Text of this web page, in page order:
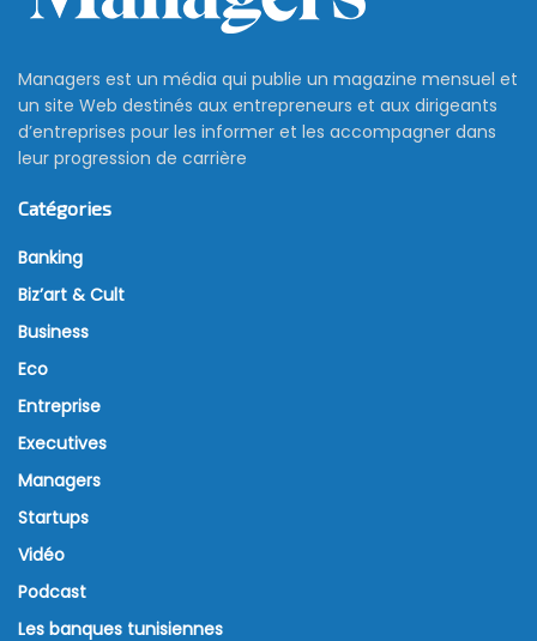
Managers est un média qui publie un magazine mensuel et
un site Web destinés aux entrepreneurs et aux dirigeants
d’entreprises pour les informer et les accompagner dans
leur progression de carrière
Catégories
Banking
Biz’art & Cult
Business
Eco
Entreprise
Executives
Managers
Startups
Vidéo
Podcast
Les banques tunisiennes